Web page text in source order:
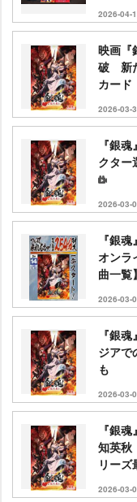
2026-04-
映画『
破 新
カード
2026-03-
『銀
クタ
2026-03-
『銀
オンラ
曲一覧】
2026-03-
『銀
ジアで
も
2026-03-
『銀
知英秋
リー
2026-03-